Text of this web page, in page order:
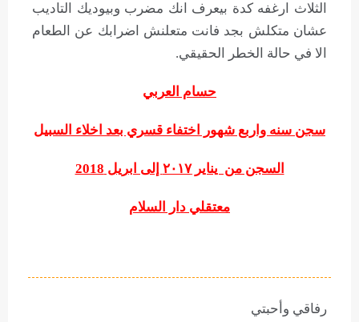
الثلاث ارغفه كدة بيعرف انك مضرب وبيوديك التاديب
عشان متكلش بجد فانت متعلنش اضرابك عن الطعام
الا في حالة الخطر الحقيقي.
حسام العربي
سجن سنه واربع شهور اختفاء قسري بعد اخلاء السبيل
السجن من يناير ٢٠١٧ إلى ابريل 2018
معتقلي دار السلام
رفاقي وأحبتي